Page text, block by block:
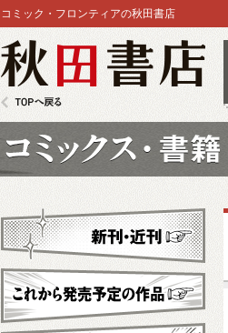
コミック・フロンティアの秋田書店
新刊・近刊